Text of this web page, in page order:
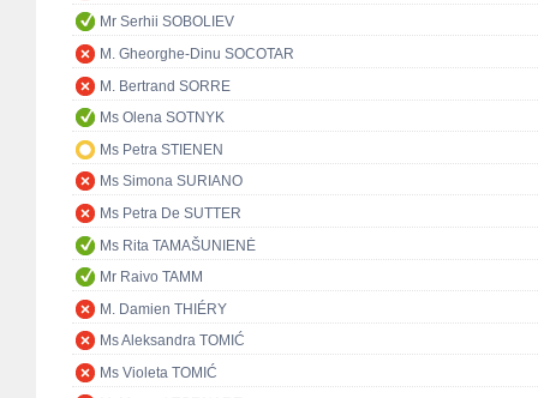
Mr Serhii SOBOLIEV
M. Gheorghe-Dinu SOCOTAR
M. Bertrand SORRE
Ms Olena SOTNYK
Ms Petra STIENEN
Ms Simona SURIANO
Ms Petra De SUTTER
Ms Rita TAMAŠUNIENĖ
Mr Raivo TAMM
M. Damien THIÉRY
Ms Aleksandra TOMIĆ
Ms Violeta TOMIĆ